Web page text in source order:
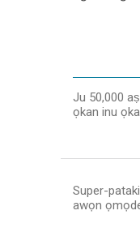
Ju 50,000
ọkan inu
Super-
awọn